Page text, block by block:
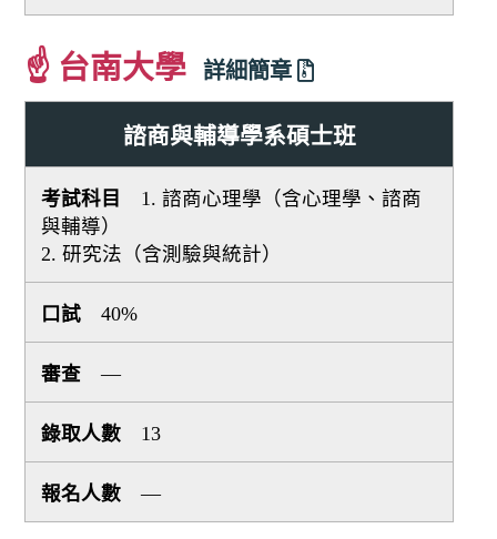
☝ 台南大學 詳細簡章
諮商與輔導學系碩士班
1. 諮商心理學（含心理學、諮商
與輔導）
2. 研究法（含測驗與統計）
40%
—
13
—